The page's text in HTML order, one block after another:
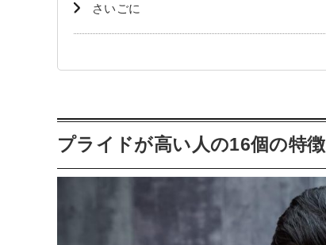
さいごに
プライドが高い人の16個の特徴